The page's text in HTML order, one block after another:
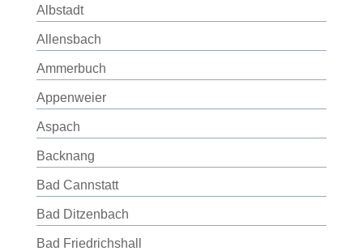
Albstadt
Allensbach
Ammerbuch
Appenweier
Aspach
Backnang
Bad Cannstatt
Bad Ditzenbach
Bad Friedrichshall